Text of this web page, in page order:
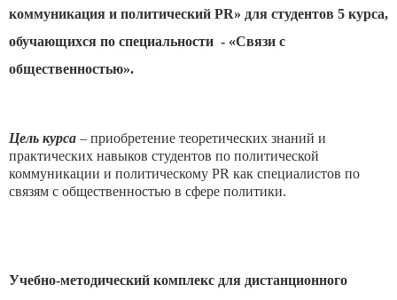
коммуникация и политический PR» для студентов 5 курса,
обучающихся по специальности - «Связи с
общественностью».
Цель курса – приобретение теоретических знаний и
практических навыков студентов по политической
коммуникации и политическому PR как специалистов по
связям с общественностью в сфере политики.
Учебно-методический комплекс для дистанционного